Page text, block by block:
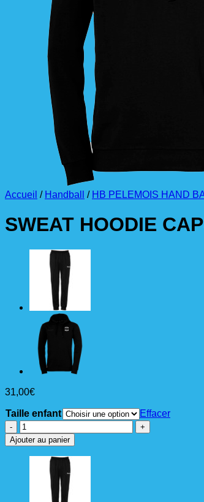
La
La
Accueil / Handball / HB PELEMOIS HAND
SWEAT HOODIE
31,00€
Taille enfant
Effacer
quantité
de
SWEAT
HOODIE
KEMPA
ENFANT
Ajouter au panier